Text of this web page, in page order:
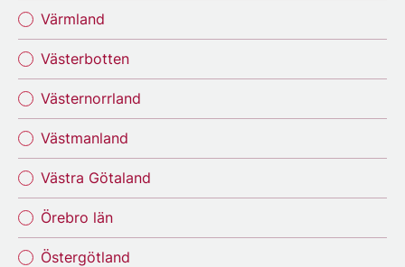
Värmland
Västerbotten
Västernorrland
Västmanland
Västra Götaland
Örebro län
Östergötland